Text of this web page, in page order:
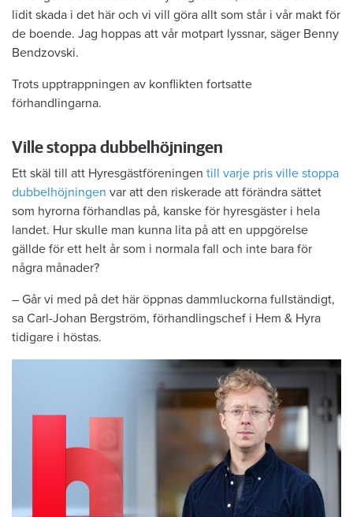
lidit skada i det här och vi vill göra allt som står i vår makt för
de boende. Jag hoppas att vår motpart lyssnar, säger Benny
Bendzovski.
Trots upptrappningen av konflikten fortsatte
förhandlingarna.
Ville stoppa dubbelhöjningen
Ett skäl till att Hyresgästföreningen till varje pris ville stoppa
dubbelhöjningen var att den riskerade att förändra sättet
som hyrorna förhandlas på, kanske för hyresgäster i hela
landet. Hur skulle man kunna lita på att en uppgörelse
gällde för ett helt år som i normala fall och inte bara för
några månader?
– Går vi med på det här öppnas dammluckorna fullständigt,
sa Carl-Johan Bergström, förhandlingschef i Hem & Hyra
tidigare i höstas.